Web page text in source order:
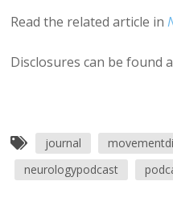
Read the related article in
Disclosures can be found
journal
neurologypodcast